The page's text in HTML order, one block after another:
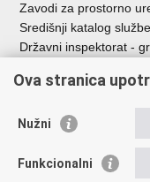
Zavodi za prostorno
Središnji katalog
Državni inspektorat -
Vlada Republike
Agencija za pravni
Ova stranica
Nužni
Funkcionalni